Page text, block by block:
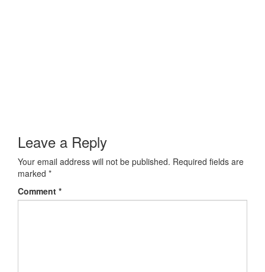
Leave a Reply
Your email address will not be published. Required fields are
marked *
Comment *